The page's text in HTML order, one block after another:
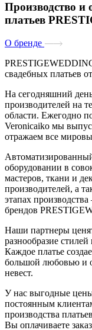
Производство и
платьев
О бренде
свадебных платьев
На сегодняшний
производителей на
области. Ежегодно
Veronicaiko мы
отражаем все
оборудовании в
мастеров, ткани и
производителей, а
этапах
брендов
Наши партнеры
разнообразие
Каждое платье
большой любовью и
невест.
У нас выгодные
постоянным
производства
Вы оплачиваете